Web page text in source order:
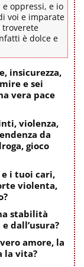
oppressi, e io
voi e imparate
troverete
è dolce e
insicurezza,
e sei
vera pace
violenza,
da
gioco
e i tuoi cari,
violenta,
stabilità
dall’usura?
amore, la
la vita?